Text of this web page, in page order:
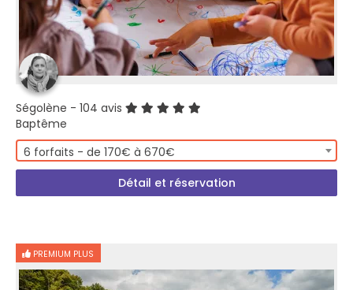
Ségolène - 104 avis
Baptême
6 forfaits - de 170€ à 670€
Détail et réservation
PREMIUM PLUS